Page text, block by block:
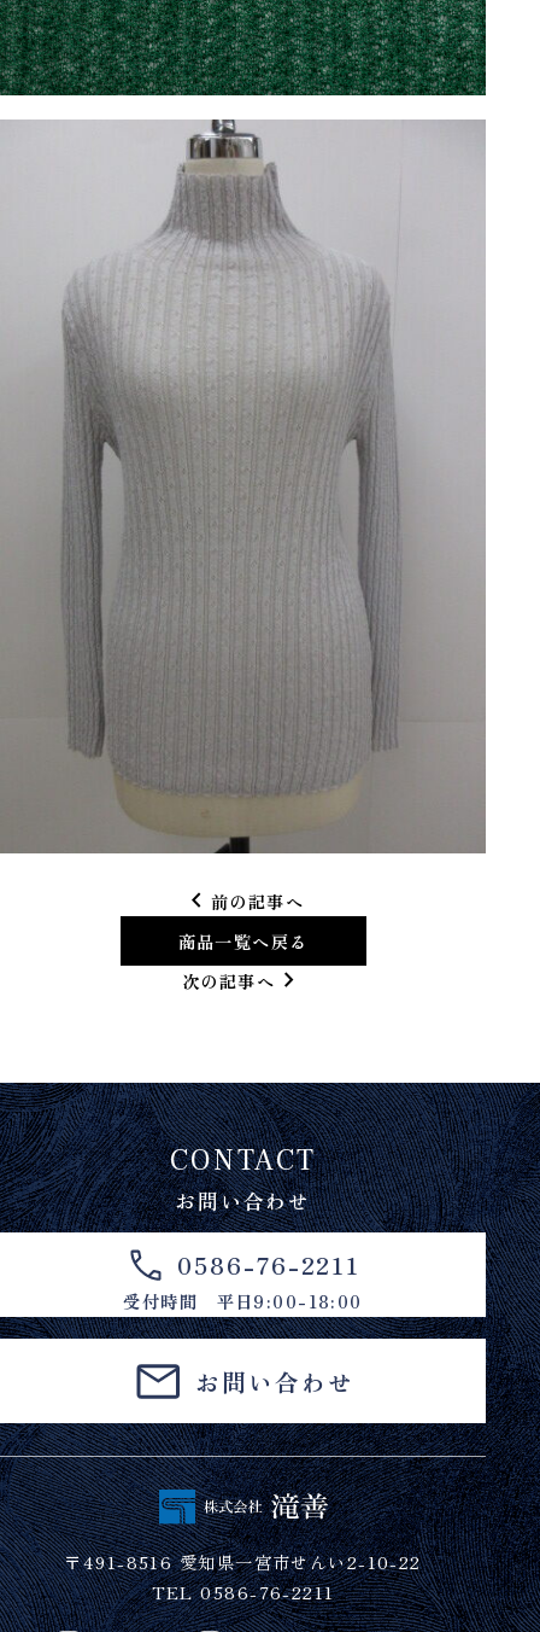
chevron_left 前の記事へ
商品一覧へ戻る
次の記事へ chevron_right
CONTACT
お問い合わせ
0586-76-2211
受付時間 平日9:00-18:00
お問い合わせ
〒491-8516 愛知県一宮市せんい2-10-22
TEL 0586-76-2211